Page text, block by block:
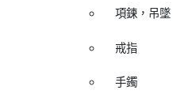
項鍊，吊墜
戒指
手鐲